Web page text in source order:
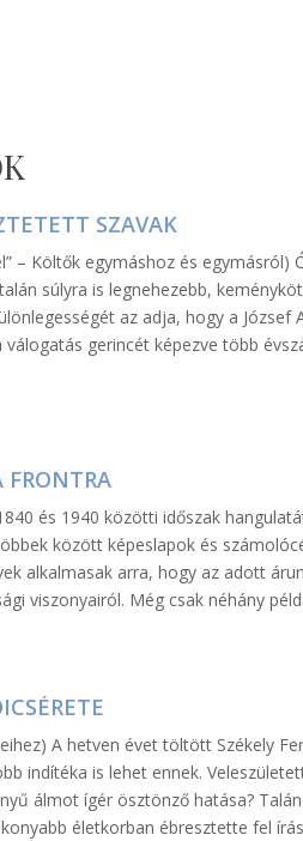
SZAVAK
– Költők egymáshoz és egymásról)
súlyra is legnehezebb,
az adja, hogy a
gerincét képezve több
FRONTRA
és 1940 közötti időszak
között képeslapok és
alkalmasak arra, hogy az adott
viszonyairól. Még csak néhány
A hetven évet töltött Székely
indítéka is lehet ennek.
álmot ígér ösztönző hatása?
életkorban ébresztette fel